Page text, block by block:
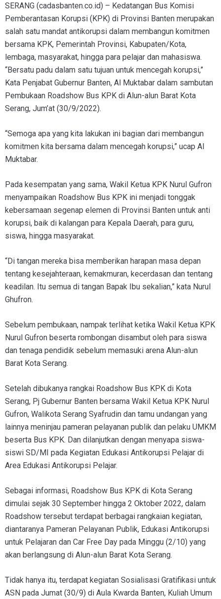
SERANG (cadasbanten.co.id) – Kedatangan Bus Komisi
Pemberantasan Korupsi (KPK) di Provinsi Banten merupakan
salah satu mandat antikorupsi dalam membangun komitmen
bersama KPK, Pemerintah Provinsi, Kabupaten/Kota,
lembaga, masyarakat, hingga para pelajar dan mahasiswa.
“Bersatu padu dalam satu tujuan untuk mencegah korupsi,”
Kata Penjabat Gubernur Banten, Al Muktabar dalam sambutan
Pembukaan Roadshow Bus KPK di Alun-alun Barat Kota
Serang, Jum’at (30/9/2022).
“Semoga apa yang kita lakukan ini bagian dari membangun
komitmen kita bersama dalam mencegah korupsi,” ucap Al
Muktabar.
Pada kesempatan yang sama, Wakil Ketua KPK Nurul Gufron
menyampaikan Roadshow Bus KPK ini menjadi tonggak
kebersamaan segenap elemen di Provinsi Banten untuk anti
korupsi, baik di kalangan para Kepala Daerah, para guru,
siswa, hingga masyarakat.
“Di tangan mereka bisa memberikan harapan masa depan
tentang kesejahteraan, kemakmuran, kecerdasan dan tentang
keadilan. Itu semua di tangan Bapak Ibu sekalian,” kata Nurul
Ghufron.
Sebelum pembukaan, nampak terlihat ketika Wakil Ketua KPK
Nurul Gufron beserta rombongan disambut oleh para siswa
dan tenaga pendidik sebelum memasuki arena Alun-alun
Barat Kota Serang.
Setelah dibukanya rangkai Roadshow Bus KPK di Kota
Serang, Pj Gubernur Banten bersama Wakil Ketua KPK Nurul
Gufron, Walikota Serang Syafrudin dan tamu undangan yang
lainnya meninjau pameran pelayanan publik dan pelaku UMKM
beserta Bus KPK. Dan dilanjutkan dengan menyapa siswa-
siswi SD/MI pada Kegiatan Edukasi Antikorupsi Pelajar di
Area Edukasi Antikorupsi Pelajar.
Sebagai informasi, Roadshow Bus KPK di Kota Serang
dimulai sejak 30 September hingga 2 Oktober 2022, dalam
Roadshow tersebut terdapat berbagai rangkaian kegiatan,
diantaranya Pameran Pelayanan Publik, Edukasi Antikorupsi
untuk Pelajaran dan Car Free Day pada Minggu (2/10) yang
akan berlangsung di Alun-alun Barat Kota Serang.
Tidak hanya itu, terdapat kegiatan Sosialisasi Gratifikasi untuk
ASN pada Jumat (30/9) di Aula Kwarda Banten, Kuliah Umum